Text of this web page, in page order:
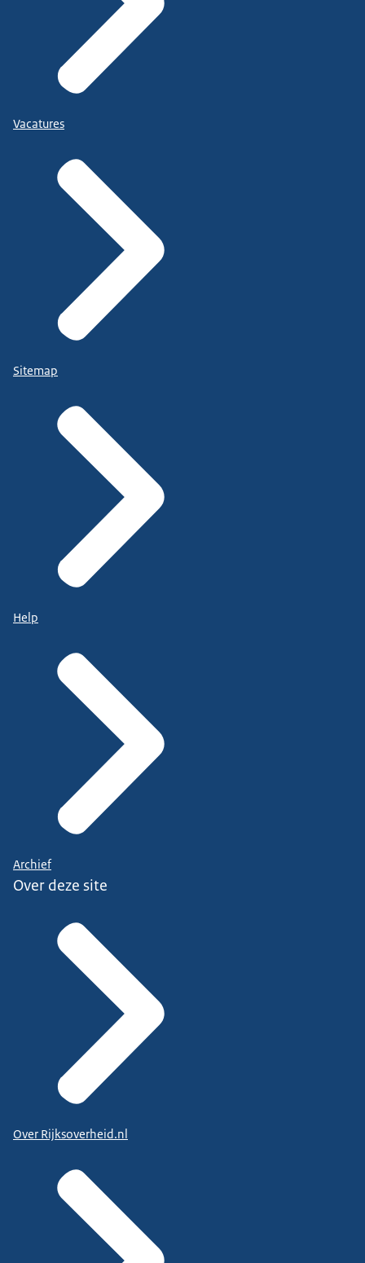
Vacatures
Sitemap
Help
Archief
Over deze site
Over Rijksoverheid.nl